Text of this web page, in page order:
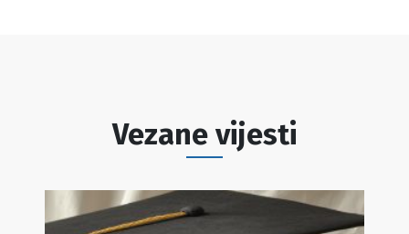
Vezane vijesti